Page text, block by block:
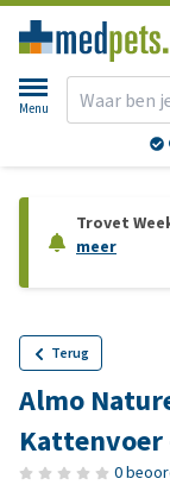
Menu
Trovet
meer
Terug
Almo
Kattenvoer
0